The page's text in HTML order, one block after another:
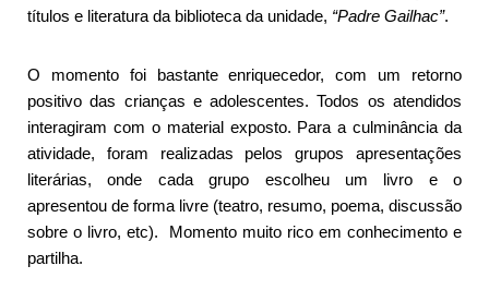
títulos e literatura da biblioteca da unidade, “Padre Gailhac”.
O momento foi bastante enriquecedor, com um retorno
positivo das crianças e adolescentes. Todos os atendidos
interagiram com o material exposto. Para a culminância da
atividade, foram realizadas pelos grupos apresentações
literárias, onde cada grupo escolheu um livro e o
apresentou de forma livre (teatro, resumo, poema, discussão
sobre o livro, etc). Momento muito rico em conhecimento e
partilha.